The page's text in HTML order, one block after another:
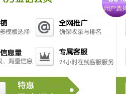
加工等处理，提高物料的质量
是挖掘机在挖掘和处理物料时